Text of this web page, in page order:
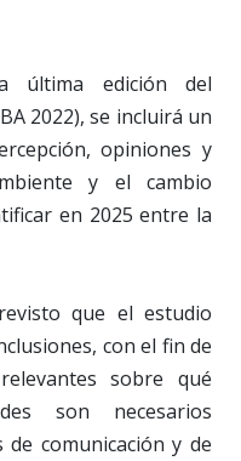
última edición del
2022), se incluirá un
opiniones y
y el cambio
en 2025 entre la
que el estudio
con el fin de
sobre qué
son necesarios
comunicación y de